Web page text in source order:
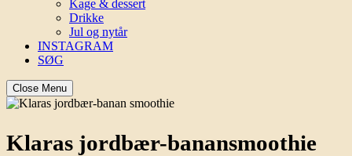
Kage & dessert
Drikke
Jul og nytår
INSTAGRAM
SØG
Close Menu
Klaras jordbær-banansmoothie